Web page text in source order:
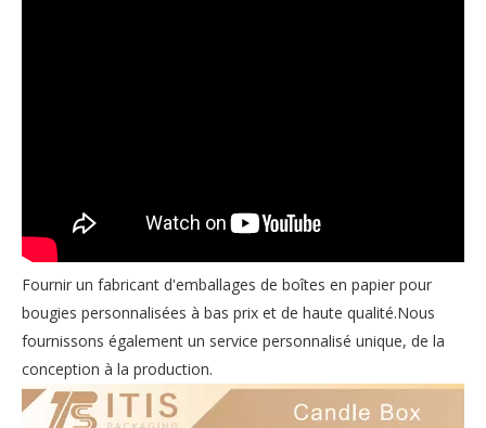
Fournir un fabricant d'emballages de boîtes en papier pour
bougies personnalisées à bas prix et de haute qualité.Nous
fournissons également un service personnalisé unique, de la
conception à la production.